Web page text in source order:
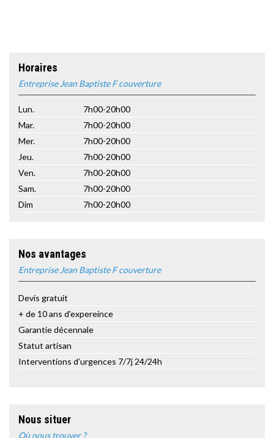
Horaires
Entreprise Jean Baptiste F couverture
Lun.
7h00-20h00
Mar.
7h00-20h00
Mer.
7h00-20h00
Jeu.
7h00-20h00
Ven.
7h00-20h00
Sam.
7h00-20h00
Dim
7h00-20h00
Nos avantages
Entreprise Jean Baptiste F couverture
Devis gratuit
+ de 10 ans d'expereince
Garantie décennale
Statut artisan
Interventions d’urgences 7/7j 24/24h
Nous situer
Où nous trouver ?